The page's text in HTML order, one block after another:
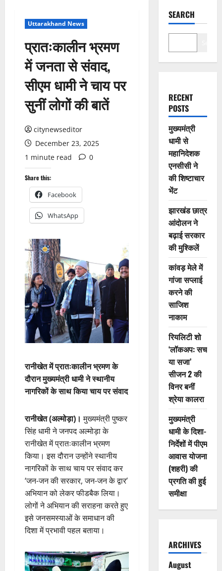
Uttarakhand News
प्रातःकालीन भ्रमण
में जनता से संवाद,
सीएम धामी ने चाय पर
सुनीं लोगों की बातें
citynewseditor
December 23, 2025
1 minute read
0
Share this:
Facebook
WhatsApp
रानीखेत में प्रातःकालीन भ्रमण के
दौरान मुख्यमंत्री धामी ने स्थानीय
नागरिकों के साथ किया चाय पर संवाद
रानीखेत (अल्मोड़ा)।मुख्यमंत्री पुष्कर
सिंह धामी ने जनपद अल्मोड़ा के
रानीखेत में प्रातःकालीन भ्रमण
किया। इस दौरान उन्होंने स्थानीय
नागरिकों के साथ चाय पर संवाद कर
‘जन-जन की सरकार, जन-जन के द्वार’
अभियान को लेकर फीडबैक लिया।
लोगों ने अभियान की सराहना करते हुए
इसे जनसमस्याओं के समाधान की
दिशा में प्रभावी पहल बताया।
SEARCH
RECENT
POSTS
मुख्यमंत्री
धामी से
महानिदेशक
एनसीसी ने
की शिष्टाचार
भेंट
झारखंड छात्र
आंदोलन ने
बढ़ाई सरकार
की मुश्किलें
कांवड़ मेले में
गांजा सप्लाई
करने की
साजिश
नाकाम
रियलिटी शो
‘लॉकअप: सच
या सजा’
सीजन 2 की
विनर बनीं
श्रेया कालरा
मुख्यमंत्री
धामी के दिशा-
निर्देशों में पीएम
आवास योजना
(शहरी) की
प्रगति की हुई
समीक्षा
ARCHIVES
August